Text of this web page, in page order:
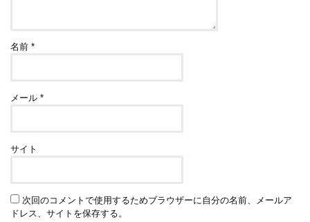
名前*
メール*
サイト
次回のコメントで使用するためブラウザーに自分の名前、メールア
ドレス、サイトを保存する。